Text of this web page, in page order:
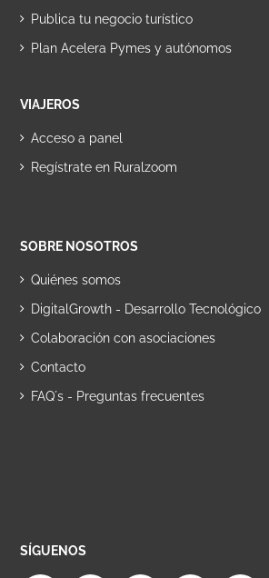
Publica tu negocio turístico
Plan Acelera Pymes y autónomos
VIAJEROS
Acceso a panel
Regístrate en Ruralzoom
SOBRE NOSOTROS
Quiénes somos
DigitalGrowth - Desarrollo Tecnológico
Colaboración con asociaciones
Contacto
FAQ´s - Preguntas frecuentes
SÍGUENOS